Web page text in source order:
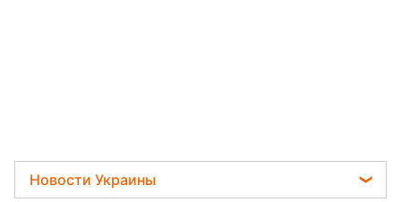
Новости Украины